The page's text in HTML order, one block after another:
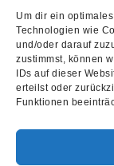
Um dir ein
Technologien wie
und/oder darauf
zustimmst, können
IDs auf dieser
erteilst oder
Funktionen
und vonThe
Version ihres
2019. Die
sind keine
Es lohnt sich
Beiträge